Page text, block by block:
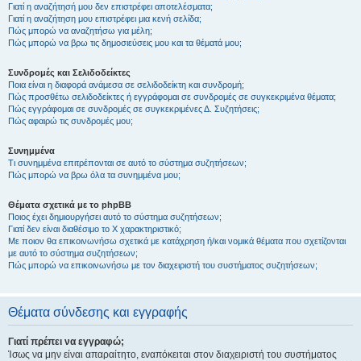
Γιατί η αναζήτησή μου δεν επιστρέφει αποτελέσματα;
Γιατί η αναζήτηση μου επιστρέφει μια κενή σελίδα;
Πώς μπορώ να αναζητήσω για μέλη;
Πώς μπορώ να βρω τις δημοσιεύσεις μου και τα θέματά μου;
Συνδρομές και Σελιδοδείκτες
Ποια είναι η διαφορά ανάμεσα σε σελιδοδείκτη και συνδρομή;
Πώς προσθέτω σελιδοδείκτες ή εγγράφομαι σε συνδρομές σε συγκεκριμένα θέματα;
Πώς εγγράφομαι σε συνδρομές σε συγκεκριμένες Δ. Συζητήσεις;
Πώς αφαιρώ τις συνδρομές μου;
Συνημμένα
Τι συνημμένα επιτρέπονται σε αυτό το σύστημα συζητήσεων;
Πώς μπορώ να βρω όλα τα συνημμένα μου;
Θέματα σχετικά με το phpBB
Ποιος έχει δημιουργήσει αυτό το σύστημα συζητήσεων;
Γιατί δεν είναι διαθέσιμο το Χ χαρακτηριστικό;
Με ποιον θα επικοινωνήσω σχετικά με κατάχρηση ή/και νομικά θέματα που σχετίζονται
με αυτό το σύστημα συζητήσεων;
Πώς μπορώ να επικοινωνήσω με τον διαχειριστή του συστήματος συζητήσεων;
Θέματα σύνδεσης και εγγραφής
Γιατί πρέπει να εγγραφώ;
Ίσως να μην είναι απαραίτητο, εναπόκειται στον διαχειριστή του συστήματος